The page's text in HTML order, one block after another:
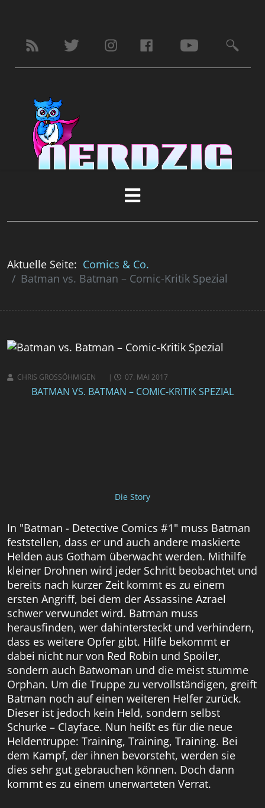
Aktuelle Seite: Comics & Co.
Batman vs. Batman – Comic-Kritik Spezial
CHRIS GROSSÖHMIGEN 07. MAI 2017
BATMAN VS. BATMAN – COMIC-KRITIK SPEZIAL
Die Story
In "Batman - Detective Comics #1" muss Batman
feststellen, dass er und auch andere maskierte
Helden aus Gotham überwacht werden. Mithilfe
kleiner Drohnen wird jeder Schritt beobachtet und
bereits nach kurzer Zeit kommt es zu einem
ersten Angriff, bei dem der Assassine Azrael
schwer verwundet wird. Batman muss
herausfinden, wer dahintersteckt und verhindern,
dass es weitere Opfer gibt. Hilfe bekommt er
dabei nicht nur von Red Robin und Spoiler,
sondern auch Batwoman und die meist stumme
Orphan. Um die Truppe zu vervollständigen, greift
Batman noch auf einen weiteren Helfer zurück.
Dieser ist jedoch kein Held, sondern selbst
Schurke – Clayface. Nun heißt es für die neue
Heldentruppe: Training, Training, Training. Bei
dem Kampf, der ihnen bevorsteht, werden sie
dies sehr gut gebrauchen können. Doch dann
kommt es zu einem unerwarteten Verrat.